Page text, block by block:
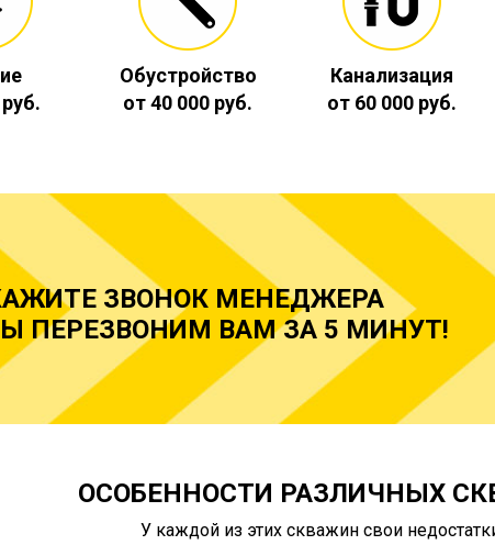
Обустройство
от 40 000 руб.
Канализация
от 60 000 руб.
ЗВОНОК МЕНЕДЖЕРА
ПЕРЕЗВОНИМ ВАМ ЗА 5 МИНУТ!
ОСОБЕННОСТИ РАЗЛИЧНЫХ
У каждой из этих скважин свои